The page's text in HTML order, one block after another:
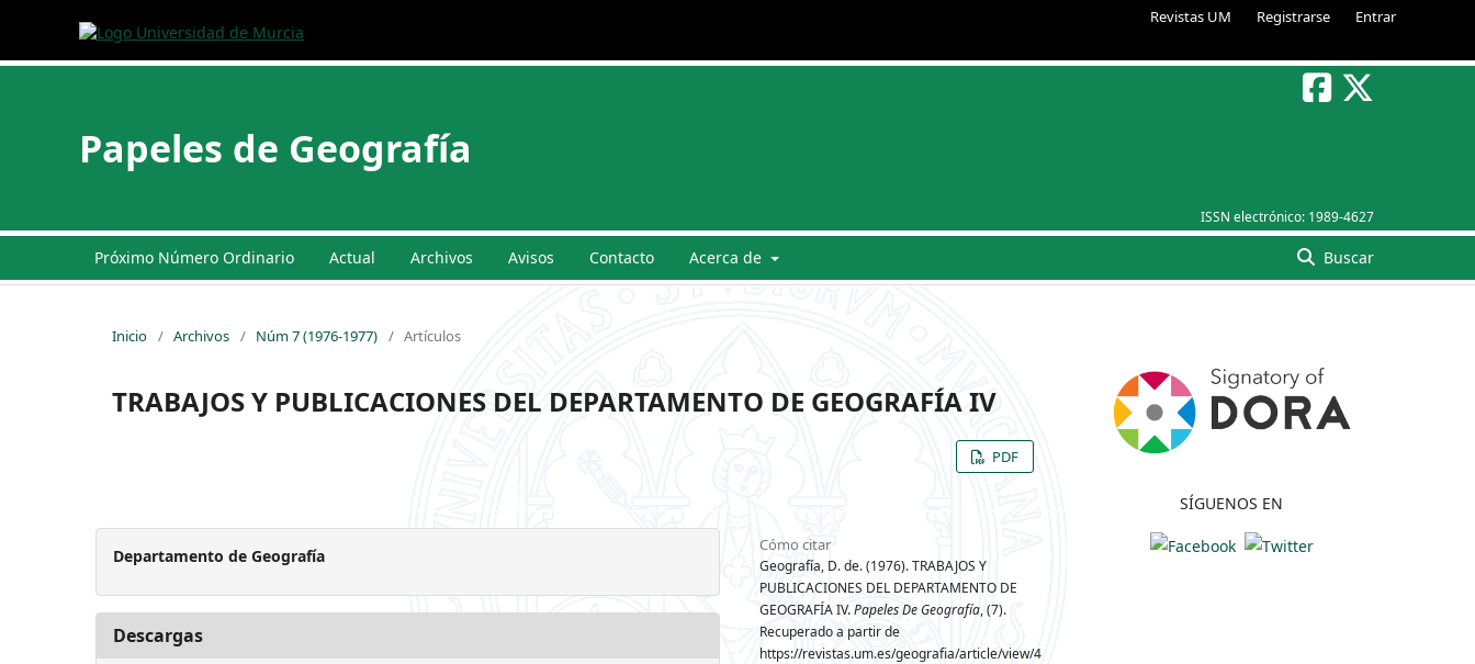
Revistas UM Registrarse Entrar
ISSN electrónico: 1989-4627
Papeles de Geografía
Próximo Número Ordinario Actual Archivos Avisos Contacto Acerca de Buscar
Inicio / Archivos / Núm 7 (1976-1977) / Artículos
TRABAJOS Y PUBLICACIONES DEL DEPARTAMENTO DE GEOGRAFÍA IV
PDF
Departamento de Geografía
Descargas
Cómo citar
Geografía, D. de. (1976). TRABAJOS Y
PUBLICACIONES DEL DEPARTAMENTO DE
GEOGRAFÍA IV.Papeles De Geografía, (7).
Recuperado a partir de
https://revistas.um.es/geografia/article/view/4
SÍGUENOS EN